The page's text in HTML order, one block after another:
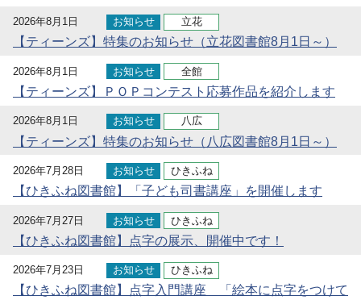
2026年8月1日 お知らせ 立花
【ティーンズ】特集のお知らせ（立花図書館8月1日～）
2026年8月1日 お知らせ 全館
【ティーンズ】ＰＯＰコンテスト応募作品を紹介します
2026年8月1日 お知らせ 八広
【ティーンズ】特集のお知らせ（八広図書館8月1日～）
2026年7月28日 お知らせ ひきふね
【ひきふね図書館】「子ども司書講座」を開催します
2026年7月27日 お知らせ ひきふね
【ひきふね図書館】点字の展示、開催中です！
2026年7月23日 お知らせ ひきふね
【ひきふね図書館】点字入門講座 「絵本に点字をつけて